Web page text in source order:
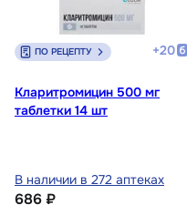
ПО РЕЦЕПТУ +20
Кларитромицин 500 мг
таблетки 14 шт
В наличии в 272 аптеках
686 ₽